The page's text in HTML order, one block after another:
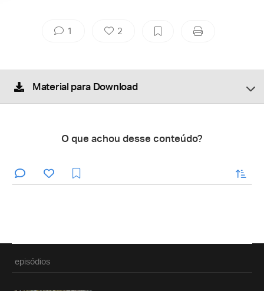
1 2
Material para Download
O que achou desse conteúdo?
enviar
episódios